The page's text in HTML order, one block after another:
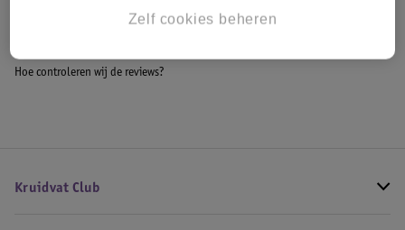
Alle Printers
Hoe controleren wij de reviews?
Kruidvat Club
Zelf cookies beheren